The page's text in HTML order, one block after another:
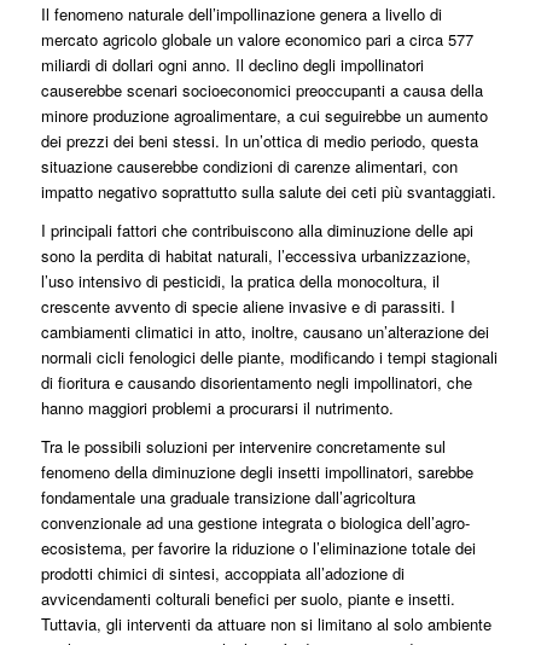
Il fenomeno naturale dell’impollinazione genera a livello di
mercato agricolo globale un valore economico pari a circa 577
miliardi di dollari ogni anno. Il declino degli impollinatori
causerebbe scenari socioeconomici preoccupanti a causa della
minore produzione agroalimentare, a cui seguirebbe un aumento
dei prezzi dei beni stessi. In un’ottica di medio periodo, questa
situazione causerebbe condizioni di carenze alimentari, con
impatto negativo soprattutto sulla salute dei ceti più svantaggiati.
I principali fattori che contribuiscono alla diminuzione delle api
sono la perdita di habitat naturali, l’eccessiva urbanizzazione,
l’uso intensivo di pesticidi, la pratica della monocoltura, il
crescente avvento di specie aliene invasive e di parassiti. I
cambiamenti climatici in atto, inoltre, causano un’alterazione dei
normali cicli fenologici delle piante, modificando i tempi stagionali
di fioritura e causando disorientamento negli impollinatori, che
hanno maggiori problemi a procurarsi il nutrimento.
Tra le possibili soluzioni per intervenire concretamente sul
fenomeno della diminuzione degli insetti impollinatori, sarebbe
fondamentale una graduale transizione dall’agricoltura
convenzionale ad una gestione integrata o biologica dell’agro-
ecosistema, per favorire la riduzione o l’eliminazione totale dei
prodotti chimici di sintesi, accoppiata all’adozione di
avvicendamenti colturali benefici per suolo, piante e insetti.
Tuttavia, gli interventi da attuare non si limitano al solo ambiente